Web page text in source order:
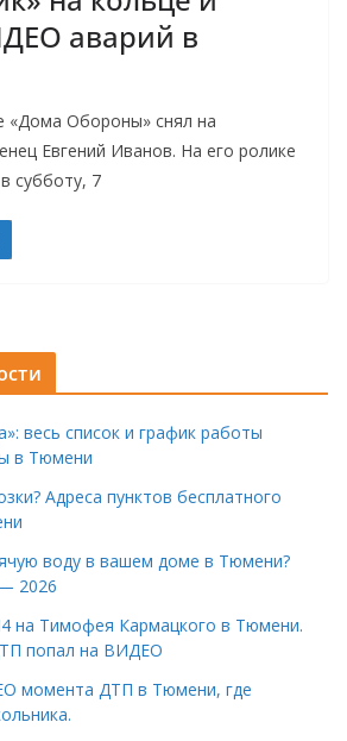
аварий в
«Дома Обороны» снял на
Евгений Иванов. На его ролике
субботу, 7
весь список и график работы
в Тюмени
Адреса пунктов бесплатного
воду в вашем доме в Тюмени?
2026
на Тимофея Кармацкого в Тюмени.
попал на ВИДЕО
момента ДТП в Тюмени, где